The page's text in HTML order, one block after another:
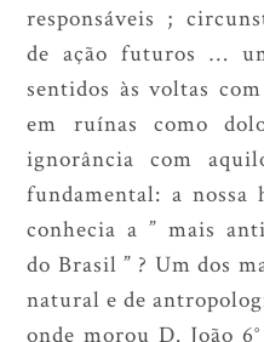
responsáveis ;
de ação futuros …
sentidos às voltas
em ruínas como
ignorância com
fundamental: a nossa
conhecia a ” mais
do Brasil ” ? Um dos
natural e de
onde morou D. João